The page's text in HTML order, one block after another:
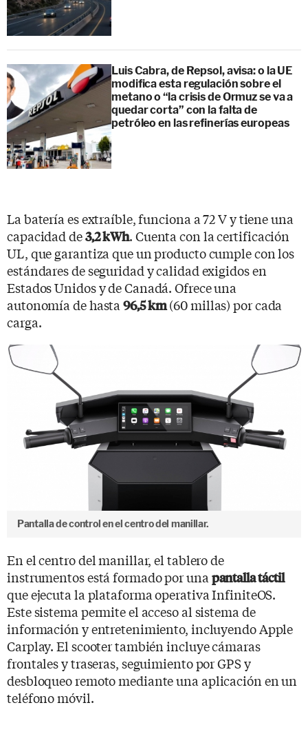
Luis Cabra, de Repsol, avisa: o la UE
modifica esta regulación sobre el
metano o “la crisis de Ormuz se va a
quedar corta” con la falta de
petróleo en las refinerías europeas
La batería es extraíble, funciona a 72 V y tiene una
capacidad de3,2 kWh. Cuenta con la certificación
UL, que garantiza que un producto cumple con los
estándares de seguridad y calidad exigidos en
Estados Unidos y de Canadá. Ofrece una
autonomía de hasta96,5 km(60 millas) por cada
carga.
Pantalla de control en el centro del manillar.
En el centro del manillar, el tablero de
instrumentos está formado por una pantalla táctil
que ejecuta la plataforma operativa InfiniteOS.
Este sistema permite el acceso al sistema de
información y entretenimiento, incluyendo Apple
Carplay. El scooter también incluye cámaras
frontales y traseras, seguimiento por GPS y
desbloqueo remoto mediante una aplicación en un
teléfono móvil.